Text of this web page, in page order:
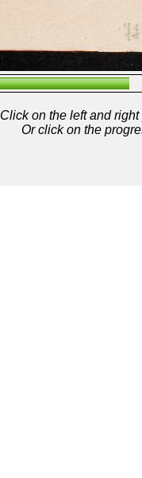
Click on the left and
Or click on the